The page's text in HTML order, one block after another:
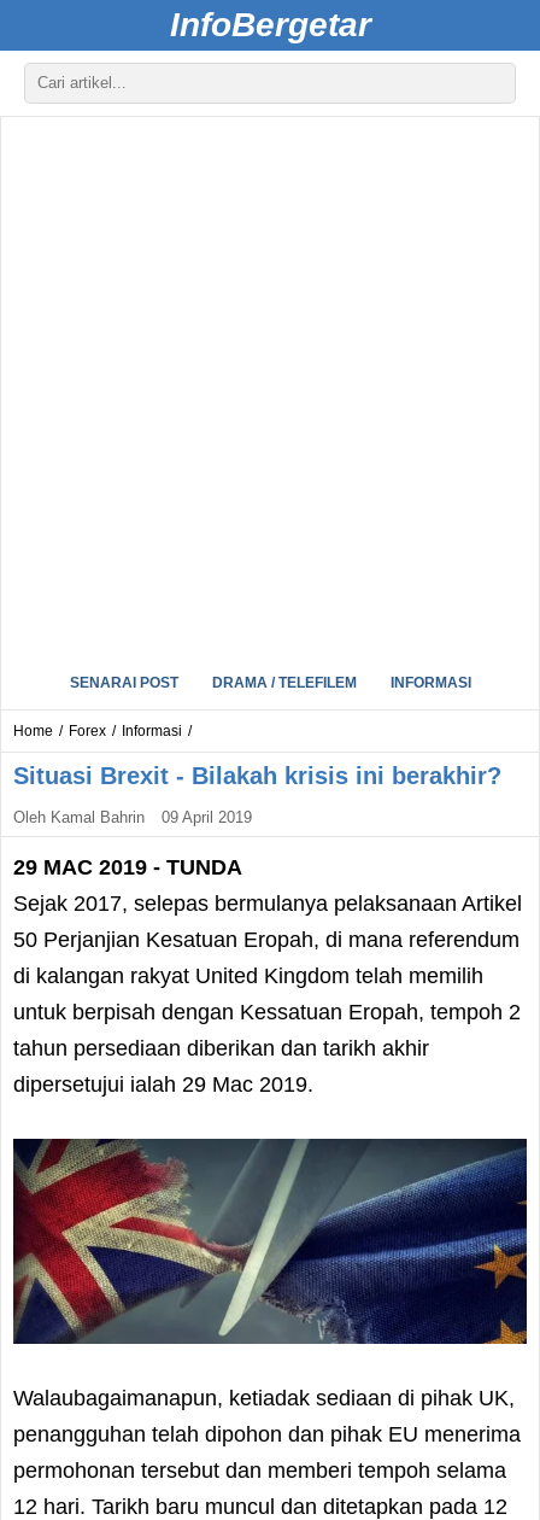
InfoBergetar
SENARAI POST DRAMA / TELEFILEM INFORMASI
Home / Forex / Informasi /
Situasi Brexit - Bilakah krisis ini berakhir?
Oleh Kamal Bahrin 09 April 2019
29 MAC 2019 - TUNDA
Sejak 2017, selepas bermulanya pelaksanaan Artikel
50 Perjanjian Kesatuan Eropah, di mana referendum
di kalangan rakyat United Kingdom telah memilih
untuk berpisah dengan Kessatuan Eropah, tempoh 2
tahun persediaan diberikan dan tarikh akhir
dipersetujui ialah 29 Mac 2019.
Walaubagaimanapun, ketiadak sediaan di pihak UK,
penangguhan telah dipohon dan pihak EU menerima
permohonan tersebut dan memberi tempoh selama
12 hari. Tarikh baru muncul dan ditetapkan pada 12